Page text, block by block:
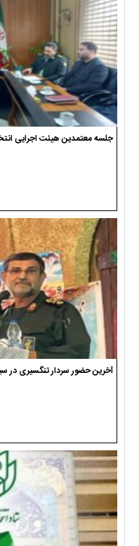
جلسه معتمدین هیئت اجرایی
آخرین حضور سردار تنگسیری در